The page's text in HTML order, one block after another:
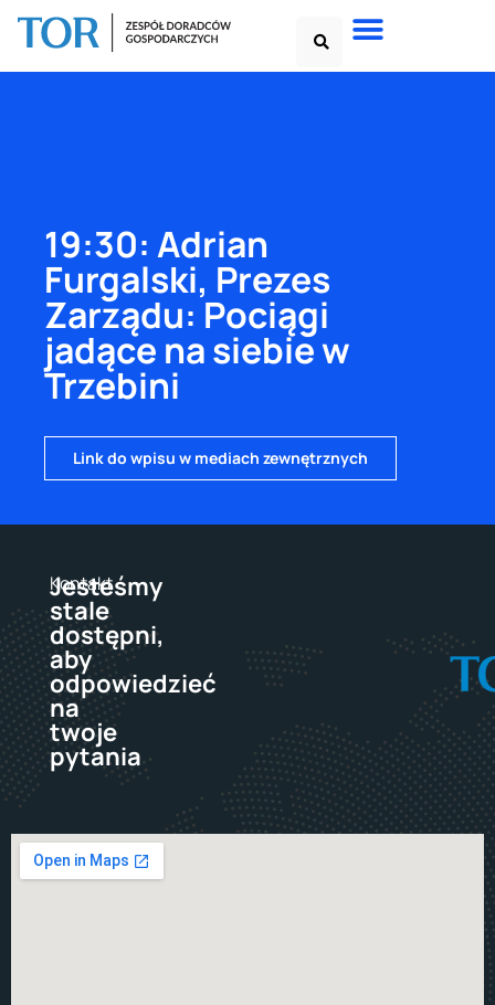
19:30: Adrian
Furgalski, Prezes
Zarządu: Pociągi
jadące na siebie w
Trzebini
Link do wpisu w mediach zewnętrznych
Kontakt
Jesteśmy
stale
dostępni,
aby
odpowiedzieć
na
twoje
pytania